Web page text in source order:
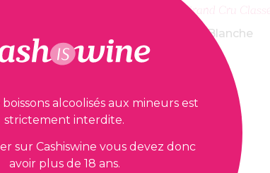
Sauternes Premier Grand Cru Classé
Château La Tour Blanche
AJOUTER AU PANIER
alcoolisés aux mineurs est
strictement interdite.
sur Cashiswine vous devez donc
avoir plus de 18 ans.